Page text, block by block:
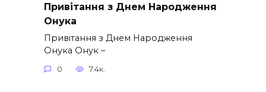
Привітання з Днем Народження
Онука
Привітання з Днем Народження
Онука Онук –
0 7.4к.